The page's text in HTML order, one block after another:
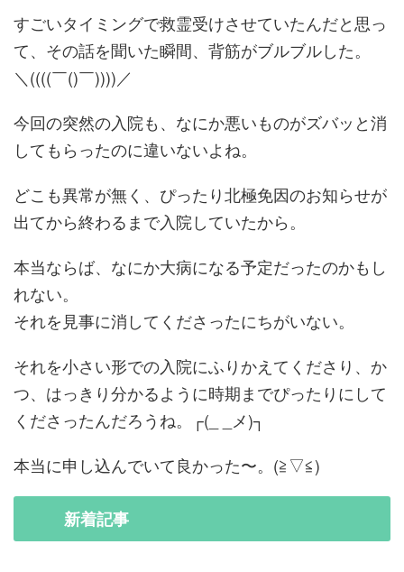
すごいタイミングで救霊受けさせていたんだと思っ
て、その話を聞いた瞬間、背筋がブルブルした。
＼((((￣()￣))))／
今回の突然の入院も、なにか悪いものがズバッと消
してもらったのに違いないよね。
どこも異常が無く、ぴったり北極免因のお知らせが
出てから終わるまで入院していたから。
本当ならば、なにか大病になる予定だったのかもし
れない。
それを見事に消してくださったにちがいない。
それを小さい形での入院にふりかえてくださり、か
つ、はっきり分かるように時期までぴったりにして
くださったんだろうね。┌(_ _メ)┐
本当に申し込んでいて良かった〜。(≧▽≦)
新着記事